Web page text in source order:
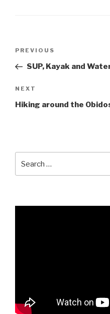
Previous
Post
PREVIOUS
SUP, Kayak and
Next
Post
NEXT
Hiking around the
for: